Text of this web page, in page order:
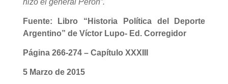
Fuente: Libro “Historia Política del Deporte
Argentino” de Víctor Lupo- Ed. Corregidor
Página 266-274 – Capítulo XXXIII
5 Marzo de 2015